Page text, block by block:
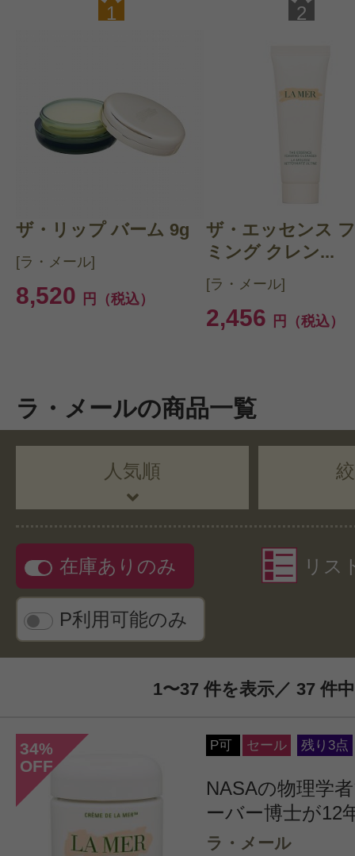
1
ザ・リップ バーム 9g
[ラ・メール]
8,520 円（税込）
2
ザ・エッセンス
ミング クレン...
[ラ・メール]
2,456 円（税込）
ラ・メールの商品一覧
人気順
在庫ありのみ
P利用可能のみ
リス
1〜37 件を表示／ 37 件中
34%
OFF
P可 セール 残り3点
NASAの物理学
ーバー博士が12
ラ・メール